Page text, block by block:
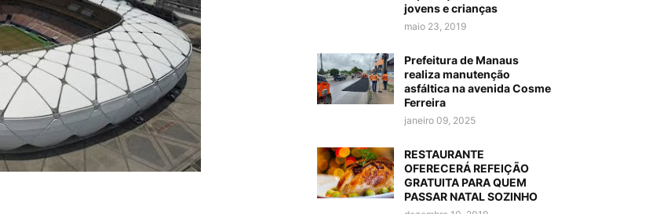
jovens e crianças
maio 23, 2019
Prefeitura de Manaus
realiza manutenção
asfáltica na avenida Cosme
Ferreira
janeiro 09, 2025
RESTAURANTE
OFERECERÁ REFEIÇÃO
GRATUITA PARA QUEM
PASSAR NATAL SOZINHO